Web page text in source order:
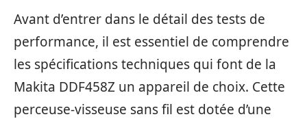
Avant d’entrer dans le détail des tests de
performance, il est essentiel de comprendre
les spécifications techniques qui font de la
Makita DDF458Z un appareil de choix. Cette
perceuse-visseuse sans fil est dotée d’une